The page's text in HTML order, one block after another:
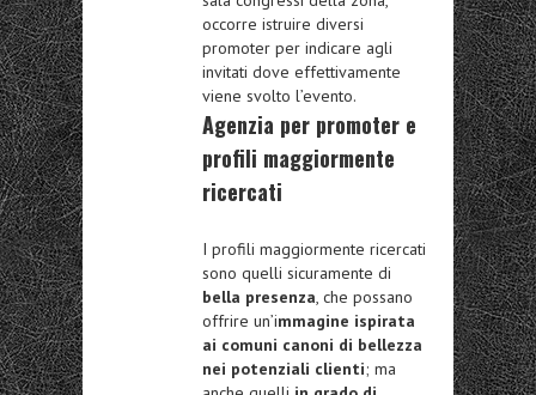
occorre istruire diversi
promoter per indicare agli
invitati dove effettivamente
viene svolto l’evento.
Agenzia per promoter e
profili maggiormente
ricercati
I profili maggiormente ricercati
sono quelli sicuramente di
bella presenza, che possano
offrire un’immagine ispirata
ai comuni canoni di bellezza
nei potenziali clienti; ma